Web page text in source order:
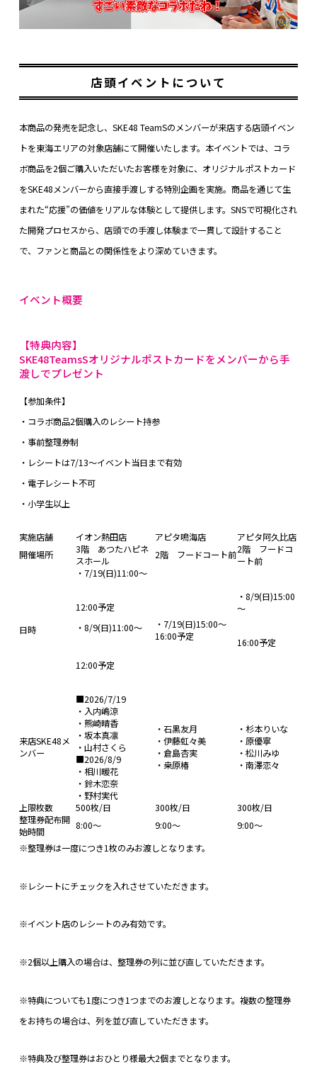
店頭イベントについて
本商品の発売を記念し、SKE48 TeamSのメンバーが来店する店頭イベン
トを東海エリアの対象店舗にて開催いたします。本イベントでは、コラ
ボ商品を2個ご購入いただいたお客様を対象に、オリジナルポストカード
をSKE48メンバーから直接手渡しする特別企画を実施。商品を通じて生
まれた“応援”の価値をリアルな体験として提供します。SNSで可視化され
た開発プロセスから、店頭での手渡し体験まで一貫して設計すること
で、ファンと商品との関係性をより深めていきます。
イベント概要
【特典内容】
SKE48TeamsSオリジナルポストカードをメンバーから手
渡しでプレゼント
【参加条件】
・コラボ商品2個購入のレシート持参
・事前整理券制
・レシートは7/13～イベント当日まで有効
・電子レシート不可
・小学生以上
実施店舗 イオン熱田店 アピタ鳴海店
アピタ阿久比店
開催場所
3階 あつたハピネ
スホール
2階 フードコート前2階 フードコ
ート前
日時
・7/19(日)11:00～
12:00予定
・8/9(日)11:00～
12:00予定
・7/19(日)15:00～
16:00予定
・8/9(日)15:00
～
16:00予定
来店SKE48メ
ンバー
■2026/7/19
・入内嶋涼
・熊崎晴香
・坂本真凛
・山村さくら
■2026/8/9
・相川暖花
・鈴木恋奈
・野村実代
・石黒友月
・伊藤虹々美
・倉島杏実
・桒原椿
・杉本りいな
・原優寧
・松川みゆ
・南澤恋々
上限枚数 500枚/日 300枚/日
300枚/日
整理券配布開
始時間
8:00～ 9:00～
9:00～
※整理券は一度につき1枚のみお渡しとなります。
※レシートにチェックを入れさせていただきます。
※イベント店のレシートのみ有効です。
※2個以上購入の場合は、整理券の列に並び直していただきます。
※特典についても1度につき1つまでのお渡しとなります。複数の整理券
をお持ちの場合は、列を並び直していただきます。
※特典及び整理券はおひとり様最大2個までとなります。